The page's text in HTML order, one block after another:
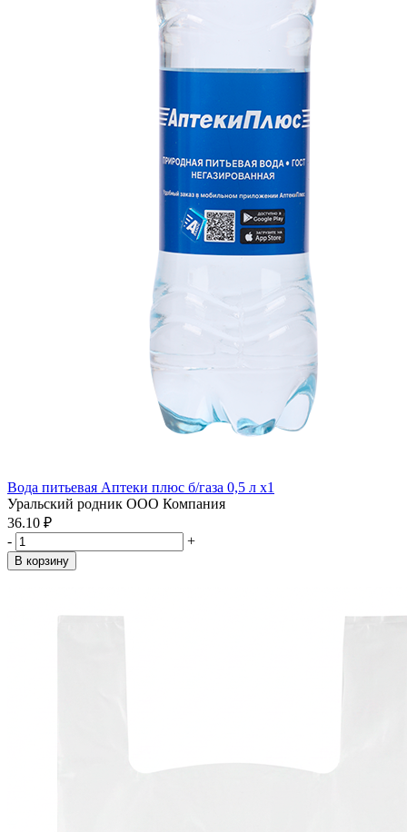
Вода питьевая Аптеки плюс б/газа 0,5 л x1
Уральский родник ООО Компания
36.10 ₽
-
+
В корзину